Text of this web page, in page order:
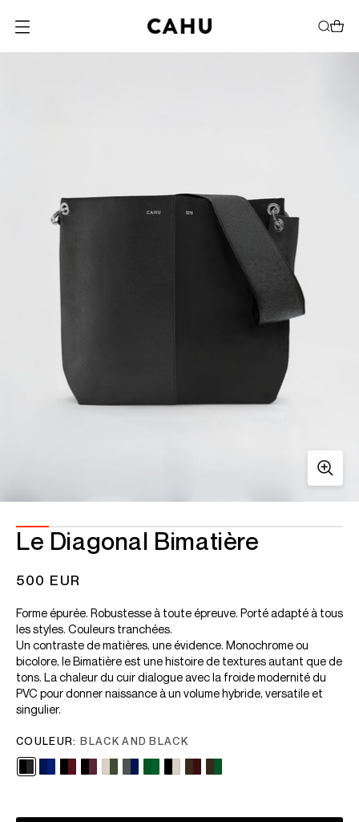
O
V
Le Diagonal Bimatière
500 EUR
Forme épurée. Robustesse à toute épreuve. Porté adapté à tous
les styles. Couleurs tranchées.
Un contraste de matières, une évidence. Monochrome ou
bicolore, le Bimatière est une histoire de textures autant que de
tons. La chaleur du cuir dialogue avec la froide modernité du
PVC pour donner naissance à un volume hybride, versatile et
singulier.
COULEUR: BLACK AND BLACK